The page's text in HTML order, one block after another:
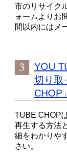
市のリサイク
ォームよりお
間以内にはメ
YOU
切り
CHOP」
TUBE CHOP
再生する方法
細をわかりや
さい。